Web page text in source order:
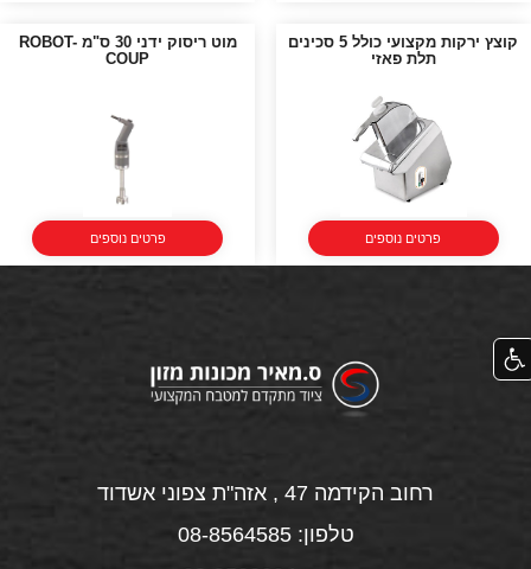
קוצץ ירקות מקצועי כולל 5 סכינים
תלת פאזי
פרטים נוספים
מוט ריסוק ידני 30 ס"מ ROBOT-
COUP
פרטים נוספים
רחוב הקידמה 47 , אזה"ת צפוני אשדוד
טלפון: 08-8564585